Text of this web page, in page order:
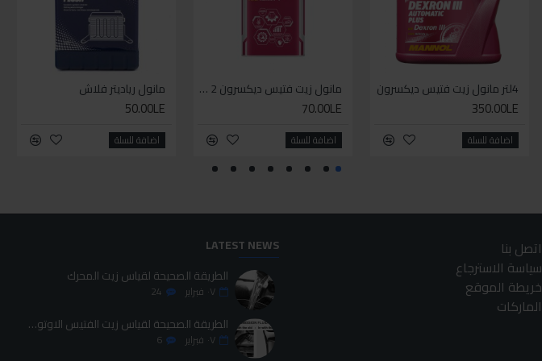
WD-40 مذلل الصدأ 330مل
140.00LE
اضافة للسلة
WD-40 مذلل صدأ 200 مل
95.00LE
اضافة للسلة
إيزي إكسترا باور لوب
425.00LE
اضافة للسلة
4لتر مانول زيت فتيس ديكسرون
350.00LE
اضافة للسلة
مانول زيت فتيس ديكسرون 2 لتر واحد
70.00LE
اضافة للسلة
مانول رياديتر فلاش
50.00LE
اضافة للسلة
اتصل بنا
سياسة الاسترجاع
خريطة الموقع
الماركات
LATEST NEWS
الطريقة الصحيحة لقياس زيت المحرك
٠٧ فبراير 24
الطريقة الصحيحة لقياس زيت الفتيس الاوتوماتيك
٠٧ فبراير 6